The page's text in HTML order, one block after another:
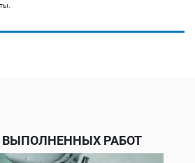
РАБОТ